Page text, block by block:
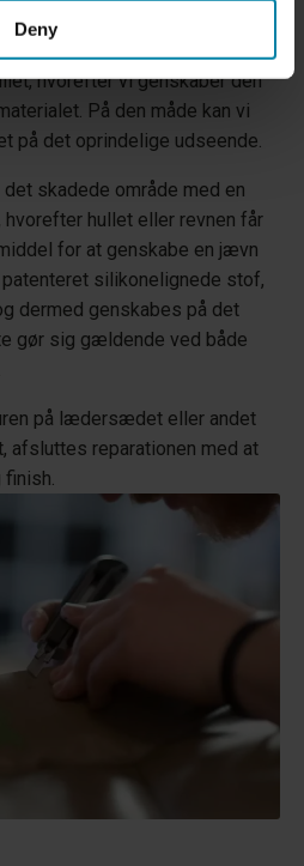
DenyVI REVNET LÆDER?
eller andet læderinteriør
hvorefter vi genskaber den
På den måde kan vi
på det oprindelige udseende.
skadede område med en
hullet eller revnen får
for at genskabe en jævn
silikonelignede stof,
dermed genskabes på det
gør sig gældende ved både
på lædersædet eller andet
afsluttes reparationen med at
finish.